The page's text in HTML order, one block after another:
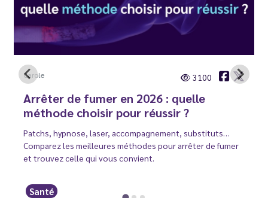
Carole 3100
Arrêter de fumer en 2026 : quelle
méthode choisir pour réussir ?
Patchs, hypnose, laser, accompagnement, substituts…
Comparez les meilleures méthodes pour arrêter de fumer
et trouvez celle qui vous convient.
Santé